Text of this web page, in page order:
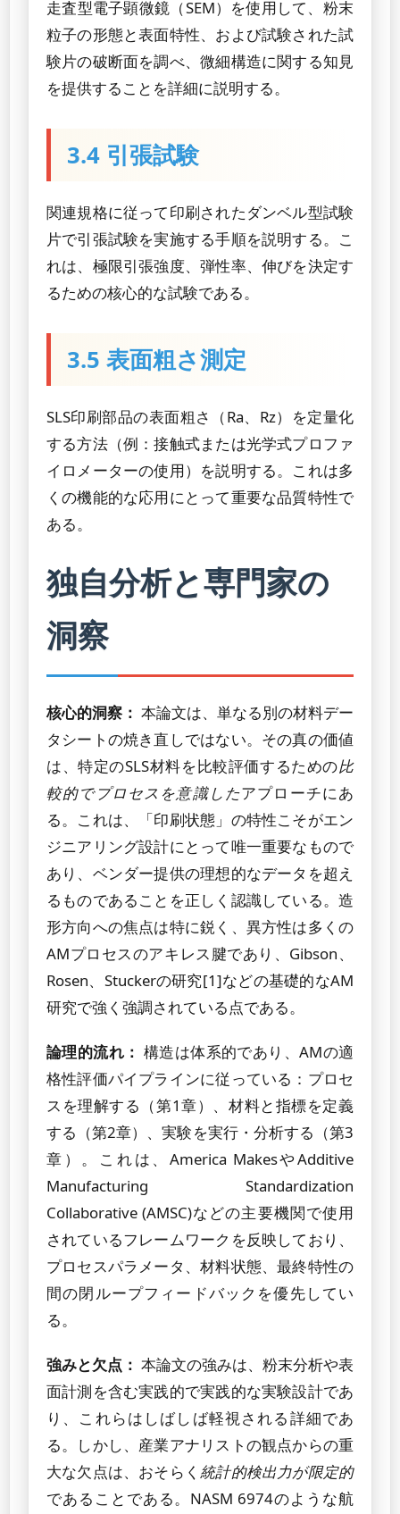
走査型電子顕微鏡（SEM）を使用して、粉末
粒子の形態と表面特性、および試験された試
験片の破断面を調べ、微細構造に関する知見
を提供することを詳細に説明する。
3.4 引張試験
関連規格に従って印刷されたダンベル型試験
片で引張試験を実施する手順を説明する。こ
れは、極限引張強度、弾性率、伸びを決定す
るための核心的な試験である。
3.5 表面粗さ測定
SLS印刷部品の表面粗さ（Ra、Rz）を定量化
する方法（例：接触式または光学式プロファ
イロメーターの使用）を説明する。これは多
くの機能的な応用にとって重要な品質特性で
ある。
独自分析と専門家の
洞察
核心的洞察： 本論文は、単なる別の材料デー
タシートの焼き直しではない。その真の価値
は、特定のSLS材料を比較評価するための比
較的でプロセスを意識したアプローチにあ
る。これは、「印刷状態」の特性こそがエン
ジニアリング設計にとって唯一重要なもので
あり、ベンダー提供の理想的なデータを超え
るものであることを正しく認識している。造
形方向への焦点は特に鋭く、異方性は多くの
AMプロセスのアキレス腱であり、Gibson、
Rosen、Stuckerの研究[1]などの基礎的なAM
研究で強く強調されている点である。
論理的流れ： 構造は体系的であり、AMの適
格性評価パイプラインに従っている：プロセ
スを理解する（第1章）、材料と指標を定義
する（第2章）、実験を実行・分析する（第3
章）。これは、America MakesやAdditive
Manufacturing Standardization
Collaborative (AMSC)などの主要機関で使用
されているフレームワークを反映しており、
プロセスパラメータ、材料状態、最終特性の
間の閉ループフィードバックを優先してい
る。
強みと欠点： 本論文の強みは、粉末分析や表
面計測を含む実践的で実践的な実験設計であ
り、これらはしばしば軽視される詳細であ
る。しかし、産業アナリストの観点からの重
大な欠点は、おそらく統計的検出力が限定的
であることである。NASM 6974のような航